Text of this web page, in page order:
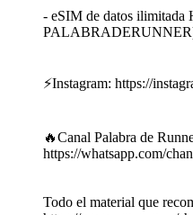
- eSIM de datos ilimitada
⚡Instagram: https://
🔥Canal Palabra de
https://whatsapp.com/
Todo el material que